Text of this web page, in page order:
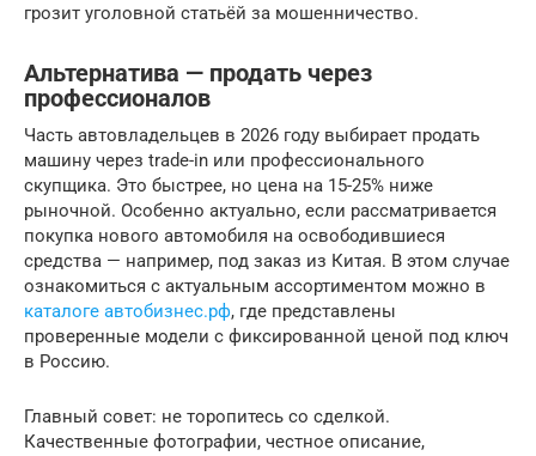
грозит уголовной статьёй за мошенничество.
Альтернатива — продать через
профессионалов
Часть автовладельцев в 2026 году выбирает продать
машину через trade-in или профессионального
скупщика. Это быстрее, но цена на 15-25% ниже
рыночной. Особенно актуально, если рассматривается
покупка нового автомобиля на освободившиеся
средства — например, под заказ из Китая. В этом случае
ознакомиться с актуальным ассортиментом можно в
каталоге автобизнес.рф, где представлены
проверенные модели с фиксированной ценой под ключ
в Россию.
Главный совет: не торопитесь со сделкой.
Качественные фотографии, честное описание,